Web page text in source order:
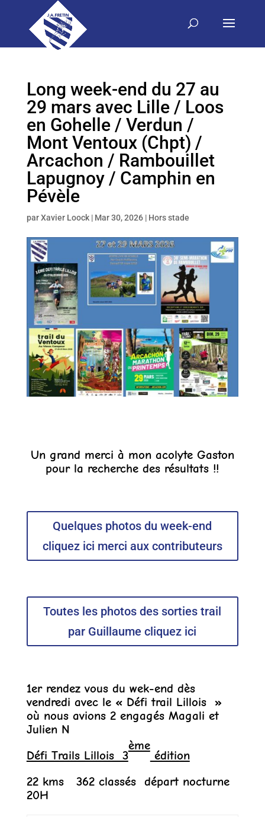
Long week-end du 27 au
29 mars avec Lille / Loos
en Gohelle / Verdun /
Mont Ventoux (Chpt) /
Arcachon / Rambouillet
Lapugnoy / Camphin en
Pévèle
parXavier Loock| Mar 30, 2026| Hors stade
Un grand merci à mon acolyte Gaston
pour la recherche des résultats !!
Quelques photos du week-end
cliquez ici merci aux contributeurs
Toutes les photos des sorties trail
par Guillaume cliquez ici
1er rendez vous du wek-end dès
vendredi avec le « Défi trail Lillois »
où nous avions 2 engagés Magali et
Julien N
Défi Trails Lillois 3
ème
édition
22 kms 362 classés départ nocturne
20H